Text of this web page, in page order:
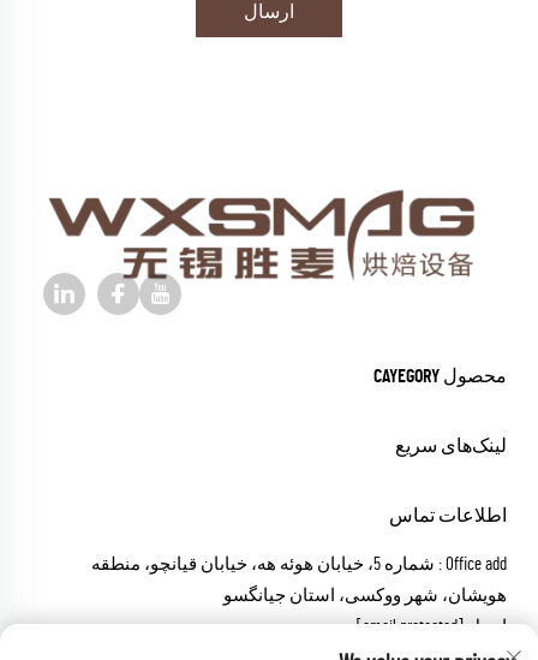
ارسال
محصول CAYEGORY
لینک‌های سریع
اطلاعات تماس
Office add : شماره 5، خیابان هوئه هه، خیابان قیانچو، منطقه
هویشان، شهر ووکسی، استان جیانگسو
ایمیل:[email protected]